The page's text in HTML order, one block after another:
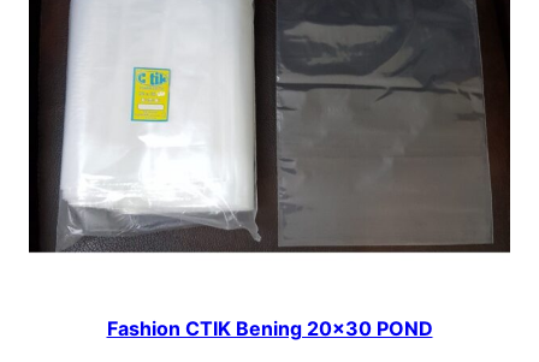
Fashion CTIK Bening 20×30 POND